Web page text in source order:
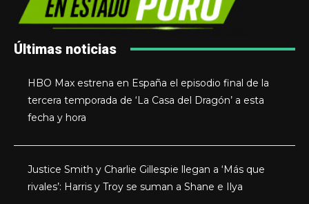
Últimas noticias
HBO Max estrena en España el episodio final de la
tercera temporada de ‘La Casa del Dragón’ a esta
fecha y hora
Justice Smith y Charlie Gillespie llegan a ‘Más que
rivales’: Harris y Troy se suman a Shane e Ilya